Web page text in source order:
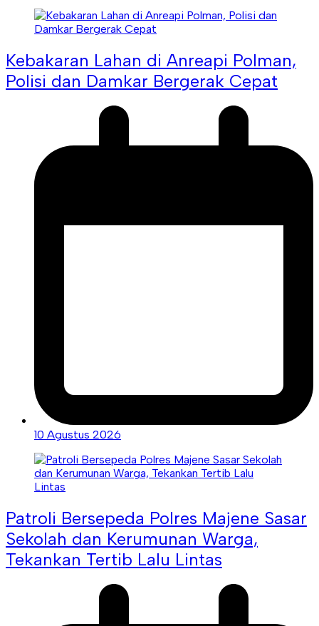
Kebakaran Lahan di Anreapi Polman,
Polisi dan Damkar Bergerak Cepat
10 Agustus 2026
Patroli Bersepeda Polres Majene Sasar
Sekolah dan Kerumunan Warga,
Tekankan Tertib Lalu Lintas